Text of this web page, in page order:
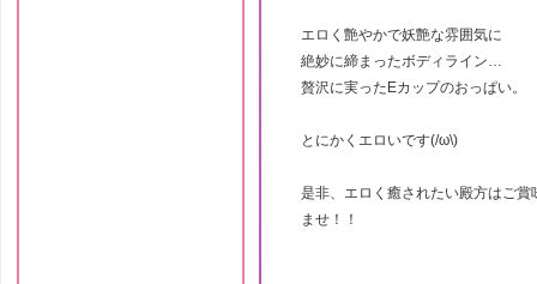
エロく艶やかで妖艶な雰囲気に
絶妙に締まったボディライン…
贅沢に実ったEカップのおっぱい。
とにかくエロいです(/ω\)
是非、エロく癒されたい殿方はご賞
ませ！！